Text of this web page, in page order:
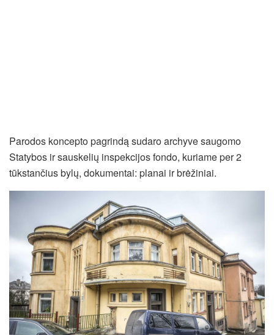
Parodos koncepto pagrindą sudaro archyve saugomo
Statybos ir sauskelių inspekcijos fondo, kuriame per 2
tūkstančius bylų, dokumentai: planai ir brėžiniai.